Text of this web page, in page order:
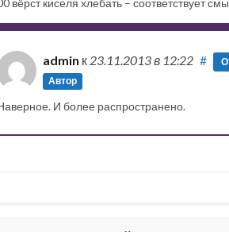
вёрст киселя хлебать – соответствует
admin к 23.11.2013в 12:22
Автор
#
И более распространено.